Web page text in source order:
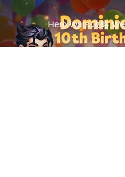
Hero Wars 攻略